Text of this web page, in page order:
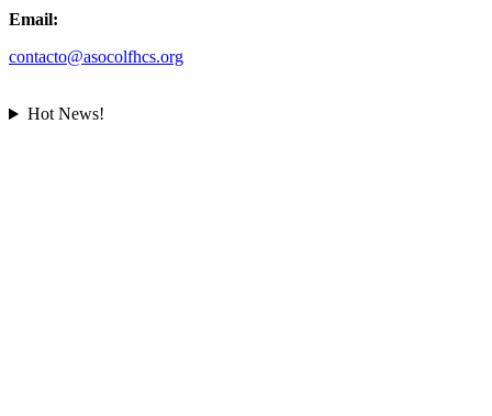
Email:
contacto@asocolfhcs.org
Hot News!